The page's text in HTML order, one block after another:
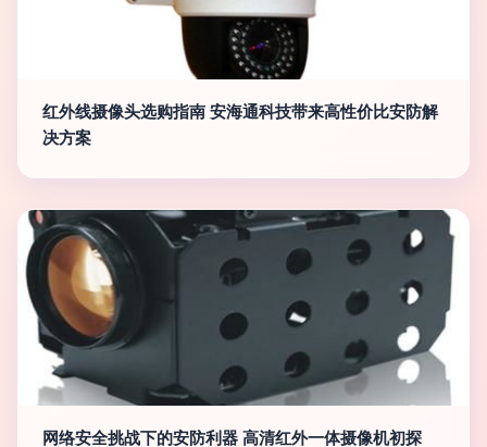
红外线摄像头选购指南 安海通科技带来高性价比安防解
决方案
网络安全挑战下的安防利器 高清红外一体摄像机初探